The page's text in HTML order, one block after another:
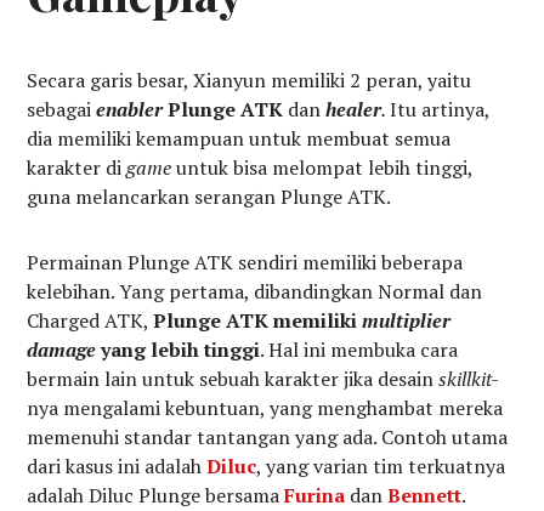
Secara garis besar, Xianyun memiliki 2 peran, yaitu
sebagaienablerPlunge ATK danhealer.Itu artinya,
dia memiliki kemampuan untuk membuat semua
karakter digameuntuk bisa melompat lebih tinggi,
guna melancarkan serangan Plunge ATK.
Permainan Plunge ATK sendiri memiliki beberapa
kelebihan. Yang pertama, dibandingkan Normal dan
Charged ATK,Plunge ATK memilikimultiplier
damageyang lebih tinggi. Hal ini membuka cara
bermain lain untuk sebuah karakter jika desainskillkit-
nya mengalami kebuntuan, yang menghambat mereka
memenuhi standar tantangan yang ada. Contoh utama
dari kasus ini adalahDiluc, yang varian tim terkuatnya
adalah Diluc Plunge bersamaFurina danBennett.